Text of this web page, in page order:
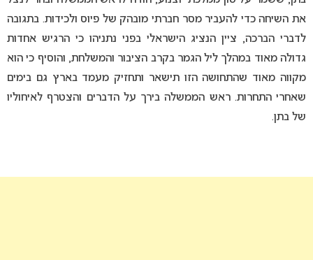
את השיחה כדי להעביר מסר חברתי מובהק של פיוס ולכידות. בתגובה
לדברי הברכה, ציין הנציג הישראלי בפני נתניהו כי הרגיש אחדות
גדולה מאוד במהלך ליל הגמר בקרב הציבור והמשלחת, והוסיף כי הוא
מקווה מאוד שהתחושה הזו תישאר ותחזיק מעמד בארץ גם בימים
שאחרי התחרות. ראש הממשלה בירך על הדברים והצטרף לאיחוליו
של בתן.